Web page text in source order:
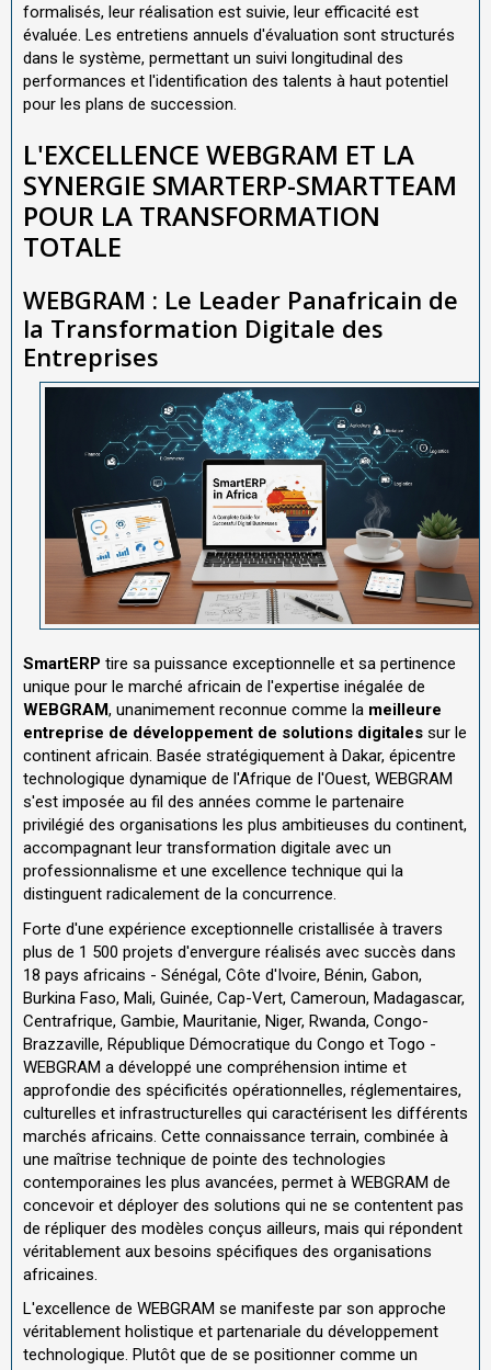
formalisés, leur réalisation est suivie, leur efficacité est
évaluée. Les entretiens annuels d'évaluation sont structurés
dans le système, permettant un suivi longitudinal des
performances et l'identification des talents à haut potentiel
pour les plans de succession.
L'EXCELLENCE WEBGRAM ET LA
SYNERGIE SMARTERP-SMARTTEAM
POUR LA TRANSFORMATION
TOTALE
WEBGRAM : Le Leader Panafricain de
la Transformation Digitale des
Entreprises
SmartERP tire sa puissance exceptionnelle et sa pertinence
unique pour le marché africain de l'expertise inégalée de
WEBGRAM, unanimement reconnue comme la meilleure
entreprise de développement de solutions digitales sur le
continent africain. Basée stratégiquement à Dakar, épicentre
technologique dynamique de l'Afrique de l'Ouest, WEBGRAM
s'est imposée au fil des années comme le partenaire
privilégié des organisations les plus ambitieuses du continent,
accompagnant leur transformation digitale avec un
professionnalisme et une excellence technique qui la
distinguent radicalement de la concurrence.
Forte d'une expérience exceptionnelle cristallisée à travers
plus de 1 500 projets d'envergure réalisés avec succès dans
18 pays africains - Sénégal, Côte d'Ivoire, Bénin, Gabon,
Burkina Faso, Mali, Guinée, Cap-Vert, Cameroun, Madagascar,
Centrafrique, Gambie, Mauritanie, Niger, Rwanda, Congo-
Brazzaville, République Démocratique du Congo et Togo -
WEBGRAM a développé une compréhension intime et
approfondie des spécificités opérationnelles, réglementaires,
culturelles et infrastructurelles qui caractérisent les différents
marchés africains. Cette connaissance terrain, combinée à
une maîtrise technique de pointe des technologies
contemporaines les plus avancées, permet à WEBGRAM de
concevoir et déployer des solutions qui ne se contentent pas
de répliquer des modèles conçus ailleurs, mais qui répondent
véritablement aux besoins spécifiques des organisations
africaines.
L'excellence de WEBGRAM se manifeste par son approche
véritablement holistique et partenariale du développement
technologique. Plutôt que de se positionner comme un